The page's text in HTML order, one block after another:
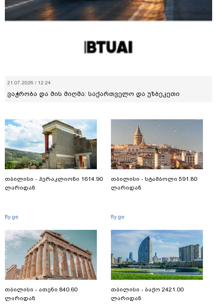
21.07.2026 / 12:24
ვაჭრობა და მის მიღმა: საქართველო და უზბეკეთი
თბილისი - ჰერაკლიონი 1614.90
ლარიდან
fly.ge
თბილისი - ათენი 840.60
ლარიდან
თბილისი - სტამბოლი 591.80
ლარიდან
fly.ge
თბილისი - ბაქო 2421.00
ლარიდან